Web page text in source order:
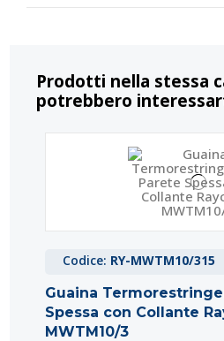
Prodotti nella stessa
potrebbero
Codice: RY-MWTM10/315
Guaina
Spessa con Collante
MWTM10/3